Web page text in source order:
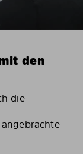
den
die